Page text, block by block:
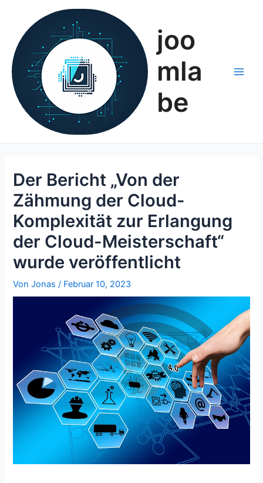
springen
joo
mla
be
Der Bericht „Von der
Zähmung der Cloud-
Komplexität zur Erlangung
der Cloud-Meisterschaft“
wurde veröffentlicht
VonJonas/ Februar 10, 2023